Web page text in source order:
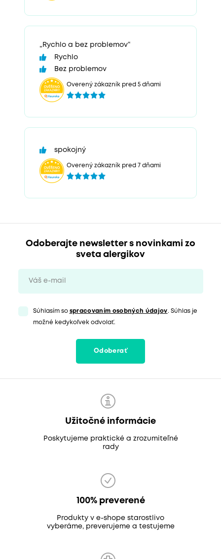
„Rychlo a bez problemov“
Rychlo
Bez problemov
Overený zákazník pred 5 dňami
spokojný
Overený zákazník pred 7 dňami
Odoberajte newsletter s novinkami zo
sveta alergikov
Súhlasím so spracovaním osobných údajov. Súhlas je
možné kedykoľvek odvolať.
Odoberať
Užitočné informácie
Poskytujeme praktické a zrozumiteľné
rady
100% preverené
Produkty v e-shope starostlivo
vyberáme, preverujeme a testujeme